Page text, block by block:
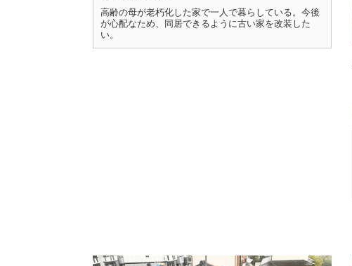
高齢の母が老朽化した家で一人で暮らしている。今後
が心配なため、同居できるように古い家を改装した
い。